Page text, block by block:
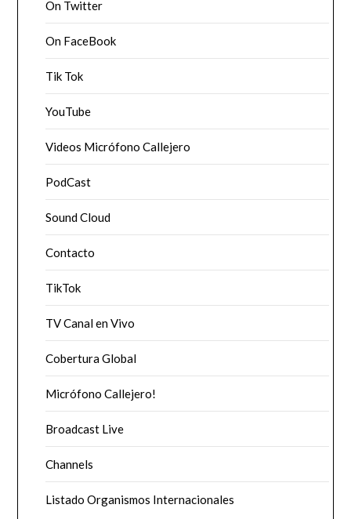
On Twitter
On FaceBook
Tik Tok
YouTube
Videos Micrófono Callejero
PodCast
Sound Cloud
Contacto
TikTok
TV Canal en Vivo
Cobertura Global
Micrófono Callejero!
Broadcast Live
Channels
Listado Organismos Internacionales